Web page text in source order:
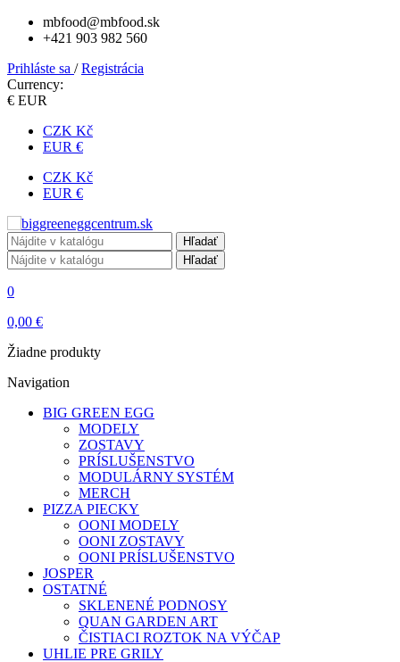
mbfood@mbfood.sk
+421 903 982 560
Prihláste sa /Registrácia
Currency:
€ EUR
CZK Kč
EUR €
CZK Kč
EUR €
Hľadať
Hľadať
0
0,00 €
Žiadne produkty
Navigation
BIG GREEN EGG
MODELY
ZOSTAVY
PRÍSLUŠENSTVO
MODULÁRNY SYSTÉM
MERCH
PIZZA PIECKY
OONI MODELY
OONI ZOSTAVY
OONI PRÍSLUŠENSTVO
JOSPER
OSTATNÉ
SKLENENÉ PODNOSY
QUAN GARDEN ART
ČISTIACI ROZTOK NA VÝČAP
UHLIE PRE GRILY